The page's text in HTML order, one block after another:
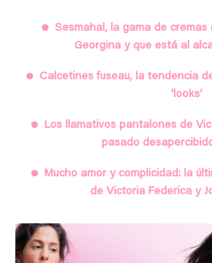
Sesmahal, la gama de
Georgina y que está al
Calcetines fuseau, la tendencia
‘looks’
Los llamativos pantalones de
pasado
Mucho amor y complicidad: la
de Victoria Federica y